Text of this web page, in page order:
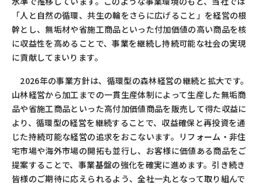
「人と自然の循環、共生の輪をさらに広げること」を経営の根
幹とし、無垢材や省施工商品といった付加価値の高い商品を核
に収益性を高めることで、事業を継続し持続可能な社会の実現
に貢献してまいります。
2026年の事業方針は、循環型の森林経営の継続と拡大です。
山林経営から加工までの一貫生産体制によって生産した無垢商
品や省施工商品といった高付加価値商品を販売して得た収益に
より、循環型の経営を継続することで、収益確保と再投資を通
じた持続可能な経営の追求をおこないます。リフォーム・非住
宅市場や海外市場の開拓も並行し、お客様に価値ある商品をご
提案することで、事業基盤の強化を確実に進めます。引き続き
皆様のご期待に応えられるよう、全社一丸となって取り組んで